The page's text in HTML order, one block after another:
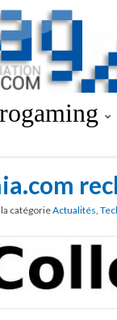
catégorieActualités,